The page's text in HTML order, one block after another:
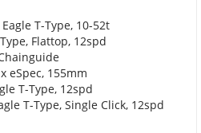
T-Type, 10-52t
Flattop, 12spd
eSpec, 155mm
T-Type, 12spd
T-Type, Single Click, 12spd